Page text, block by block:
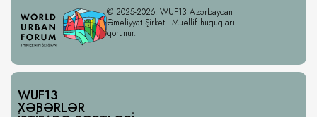
© 2025-2026. WUF13 Azərbaycan
Əməliyyat Şirkəti. Müəllif hüquqları
qorunur.
WUF13
XƏBƏRLƏR